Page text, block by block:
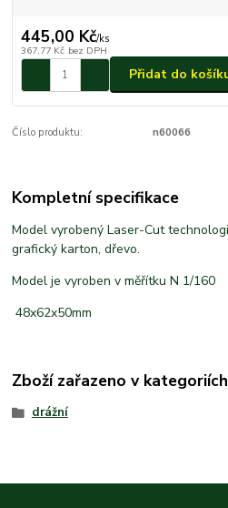
445,00 Kč/ks
367,77 Kč bez DPH
Přidat do
Číslo produktu: n60066
Kompletní specifikace
Model vyrobený Laser-Cut
grafický karton, dřevo.
Model je vyroben v měřítku N 1/160
48x62x50mm
Zboží zařazeno v kategoriích
drážní